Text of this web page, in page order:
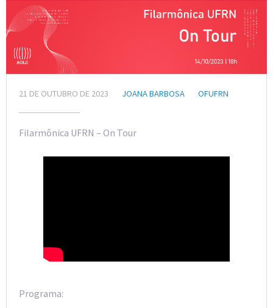
21 DE OUTUBRO DE 2023 JOANA BARBOSA OFUFRN
Filarmônica UFRN – On Tour
Programa: